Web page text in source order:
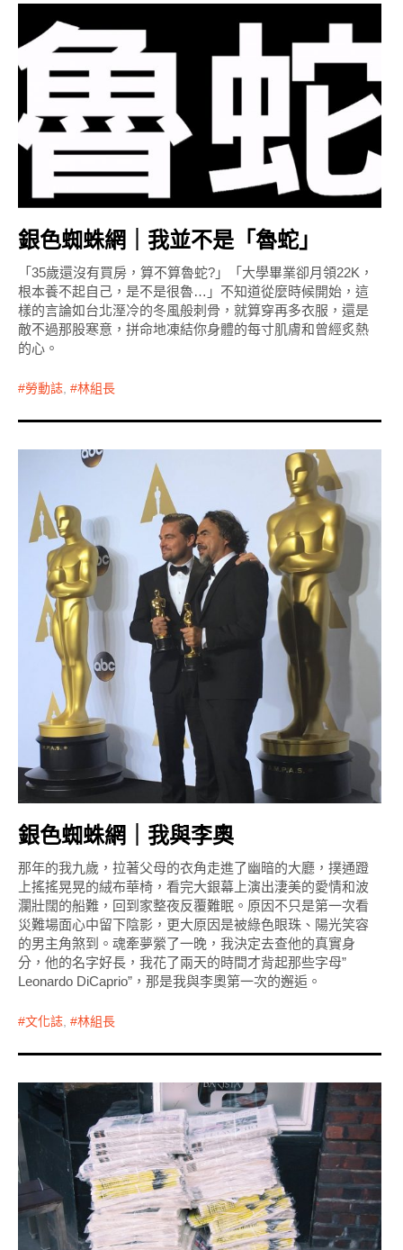
銀色蜘蛛網｜我並不是「魯蛇」
「35歲還沒有買房，算不算魯蛇?」「大學畢業卻月領22K，
根本養不起自己，是不是很魯…」不知道從麼時候開始，這
樣的言論如台北溼冷的冬風般刺骨，就算穿再多衣服，還是
敵不過那股寒意，拼命地凍結你身體的每寸肌膚和曾經炙熱
的心。
勞動誌 , 林組長
銀色蜘蛛網｜我與李奧
那年的我九歲，拉著父母的衣角走進了幽暗的大廳，撲通蹬
上搖搖晃晃的絨布華椅，看完大銀幕上演出淒美的愛情和波
瀾壯闊的船難，回到家整夜反覆難眠。原因不只是第一次看
災難場面心中留下陰影，更大原因是被綠色眼珠、陽光笑容
的男主角煞到。魂牽夢縈了一晚，我決定去查他的真實身
分，他的名字好長，我花了兩天的時間才背起那些字母”
Leonardo DiCaprio”，那是我與李奧第一次的邂逅。
文化誌 , 林組長